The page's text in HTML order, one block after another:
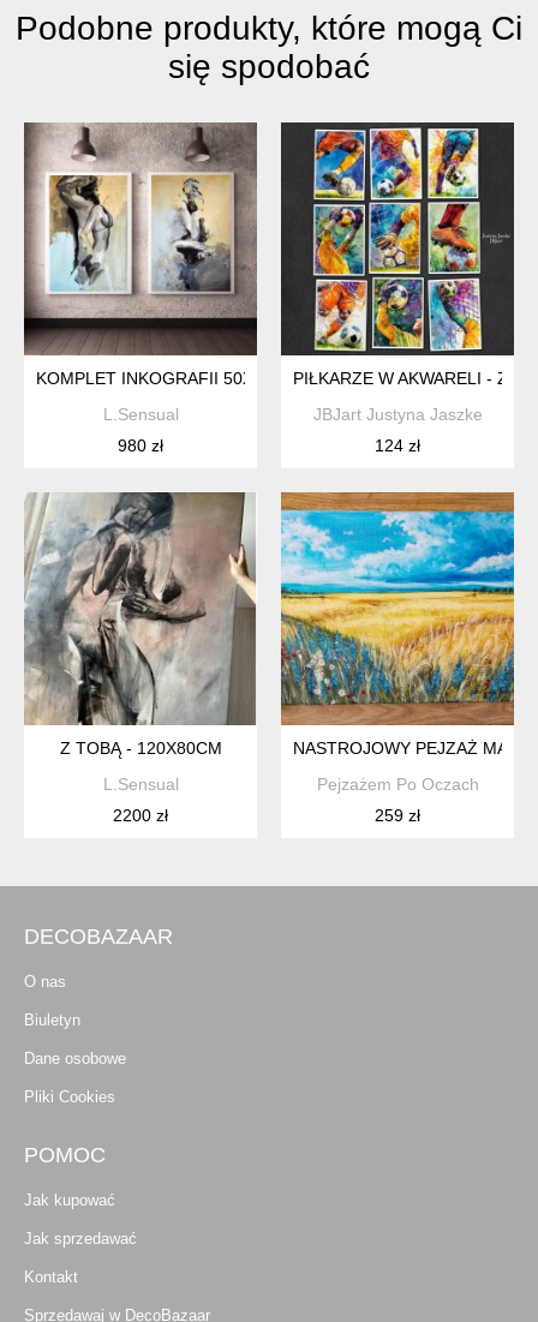
Podobne produkty, które mogą Ci
się spodobać
KOMPLET INKOGRAFII 50X70CM
L.Sensual
980 zł
PIŁKARZE W AKWARELI -
JBJart Justyna Jaszke
124 zł
Z TOBĄ - 120X80CM
L.Sensual
2200 zł
NASTROJOWY PEJZAŻ
Pejzażem Po Oczach
259 zł
DECOBAZAAR
O nas
Biuletyn
Dane osobowe
Pliki Cookies
POMOC
Jak kupować
Jak sprzedawać
Kontakt
Sprzedawaj w DecoBazaar